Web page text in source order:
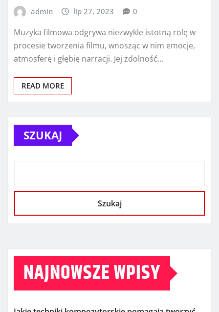
admin lip 27, 2023 0
Muzyka filmowa odgrywa niezwykle istotną rolę w
procesie tworzenia filmu, wnosząc w nim emocje,
atmosferę i głębię narracji. Jej zdolność…
READ MORE
SZUKAJ
Szukaj
NAJNOWSZE WPISY